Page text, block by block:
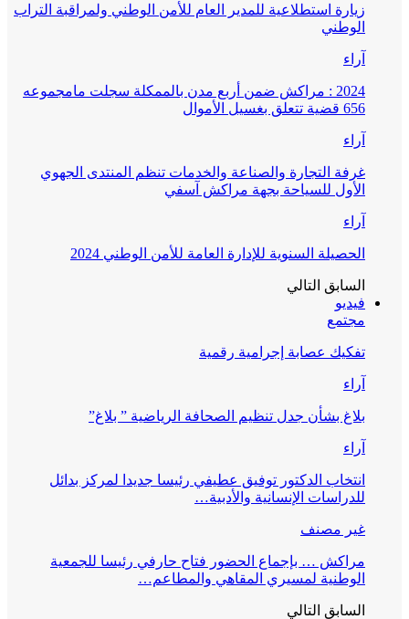
زيارة استطلاعية للمدير العام للأمن الوطني ولمراقبة التراب
الوطني
آراء
2024 : مراكش ضمن أربع مدن بالممكلة سجلت مامجموعه
656 قضية تتعلق بغسيل الأموال
آراء
غرفة التجارة والصناعة والخدمات تنظم المنتدى الجهوي
الأول للسياحة بجهة مراكش آسفي
آراء
الحصيلة السنوية للإدارة العامة للأمن الوطني 2024
السابق التالي
فيديو
مجتمع
تفكيك عصابة إجرامية رقمية
آراء
بلاغ بشأن جدل تنظيم الصحافة الرياضية ” بلاغ”
آراء
انتخاب الدكتور توفيق عطيفي رئيسا جديدا لمركز بدائل
للدراسات الإنسانية والأدبية…
غير مصنف
مراكش … بإجماع الحضور فتاح حارفي رئيسا للجمعية
الوطنية لمسيري المقاهي والمطاعم…
السابق التالي